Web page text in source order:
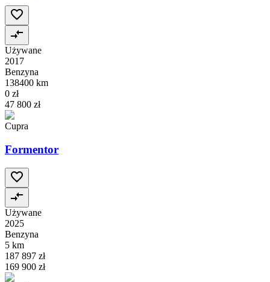
Używane
2017
Benzyna
138400 km
0 zł
47 800 zł
Cupra
Formentor
Używane
2025
Benzyna
5 km
187 897 zł
169 900 zł